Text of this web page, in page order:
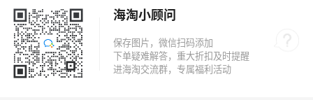
海淘小顾问